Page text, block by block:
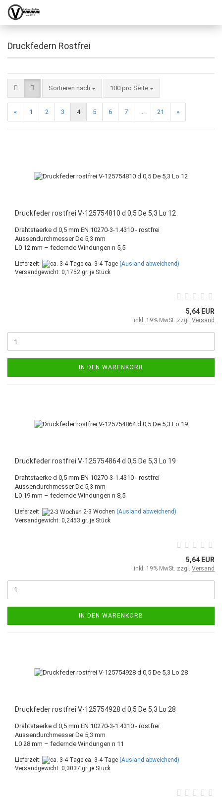
Druckfedern Rostfrei
Sortieren nach 100 pro Seite
« 1 2 3 4 5 6 7 ... 21 »
Druckfeder rostfrei V-125754810 d 0,5 De 5,3 Lo 12
Drahtstaerke d 0,5 mm EN 10270-3-1.4310 - rostfrei
Aussendurchmesser De 5,3 mm
L0 12 mm – federnde Windungen n 5,5
Lieferzeit: ca. 3-4 Tage (Ausland abweichend)
Versandgewicht: 0,1752 gr. je Stück
5,64 EUR
inkl. 19% MwSt. zzgl. Versand
IN DEN WARENKORB
Druckfeder rostfrei V-125754864 d 0,5 De 5,3 Lo 19
Drahtstaerke d 0,5 mm EN 10270-3-1.4310 - rostfrei
Aussendurchmesser De 5,3 mm
L0 19 mm – federnde Windungen n 8,5
Lieferzeit: 2-3 Wochen (Ausland abweichend)
Versandgewicht: 0,2453 gr. je Stück
5,64 EUR
inkl. 19% MwSt. zzgl. Versand
IN DEN WARENKORB
Druckfeder rostfrei V-125754928 d 0,5 De 5,3 Lo 28
Drahtstaerke d 0,5 mm EN 10270-3-1.4310 - rostfrei
Aussendurchmesser De 5,3 mm
L0 28 mm – federnde Windungen n 11
Lieferzeit: ca. 3-4 Tage (Ausland abweichend)
Versandgewicht: 0,3037 gr. je Stück